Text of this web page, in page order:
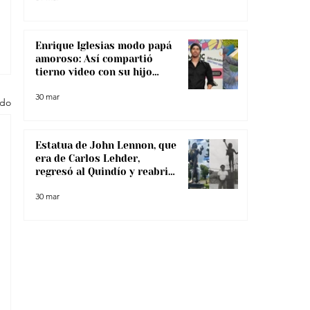
Enrique Iglesias modo papá
amoroso: Así compartió
tierno video con su hijo
30 mar
Estatua de John Lennon, que
era de Carlos Lehder,
regresó al Quindío y reabrió
narcotráfico
30 mar